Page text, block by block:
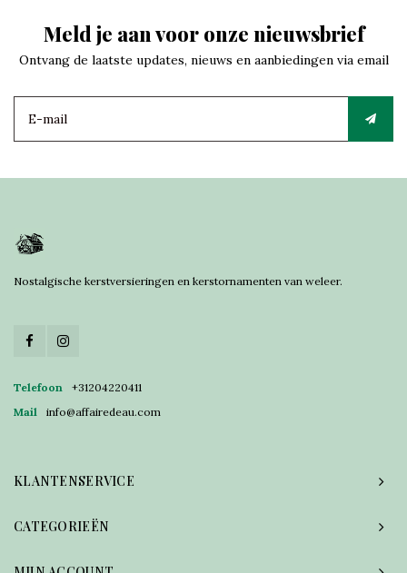
Meld je aan voor onze nieuwsbrief
Ontvang de laatste updates, nieuws en aanbiedingen via email
Nostalgische kerstversieringen en kerstornamenten van weleer.
Telefoon
+31204220411
Mail
info@affairedeau.com
KLANTENSERVICE
CATEGORIEËN